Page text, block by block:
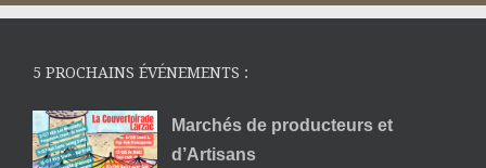
5 PROCHAINS ÉVÉNEMENTS :
Marchés de producteurs et
d’Artisans